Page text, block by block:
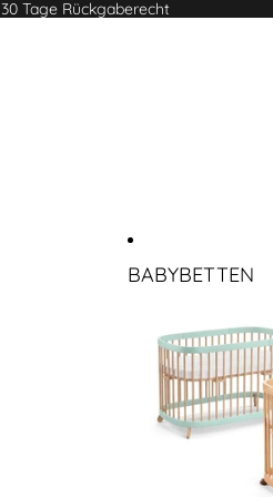
30 Tage Rückgaberecht
BABYBETTEN